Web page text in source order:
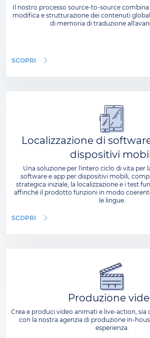
Il nostro processo source-to-source
modifica e strutturazione dei contenuti
di memoria di traduzione
SCOPRI
Localizzazione di
dispositivi
Una soluzione per l'intero ciclo di vita per
software e app per dispositivi mobili,
strategica iniziale, la localizzazione e i test
affinché il prodotto funzioni in modo
le lingue.
SCOPRI
Produzione
Crea e produci video animati e live-action, sia
con la nostra agenzia di produzione in-
esperienza.